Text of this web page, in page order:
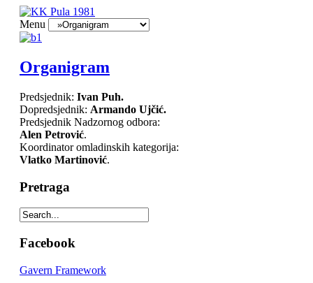
Menu
Organigram
Predsjednik: Ivan Puh.
Dopredsjednik: Armando Ujčić.
Predsjednik Nadzornog odbora:
Alen Petrović.
Koordinator omladinskih kategorija:
Vlatko Martinović.
Pretraga
Facebook
Gavern Framework